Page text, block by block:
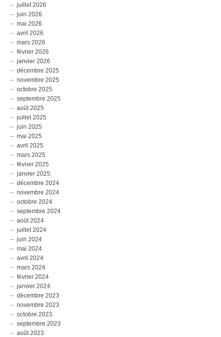
juillet 2026
juin 2026
mai 2026
avril 2026
mars 2026
février 2026
janvier 2026
décembre 2025
novembre 2025
octobre 2025
septembre 2025
août 2025
juillet 2025
juin 2025
mai 2025
avril 2025
mars 2025
février 2025
janvier 2025
décembre 2024
novembre 2024
octobre 2024
septembre 2024
août 2024
juillet 2024
juin 2024
mai 2024
avril 2024
mars 2024
février 2024
janvier 2024
décembre 2023
novembre 2023
octobre 2023
septembre 2023
août 2023